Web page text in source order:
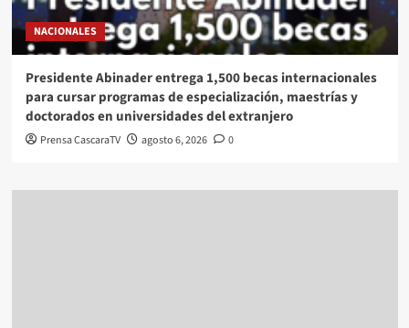
NACIONALES
Presidente Abinader entrega 1,500 becas internacionales
para cursar programas de especialización, maestrías y
doctorados en universidades del extranjero
Prensa CascaraTV agosto 6, 2026 0